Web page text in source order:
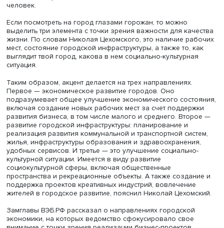
Роль города в экономике нашей страны весьма
приходится 75%. Большинство людей в нашей стране —
городское население. «Изменяя города, мы влияем и
и на качество жизни россиян», — отметил зампред
Среди городов, которые находятся в орбите интересов
два крупнейших мегаполиса — Москва и Санкт-
тысяч и 63 города — с населением больше 100 тысяч
человек.
Если посмотреть на город глазами горожан, то можно
выделить три элемента с точки зрения важности для
жизни. По словам Николая Цехомского, это наличие
мест, состояние городской инфраструктуры, а также то,
выглядит твой город, какова в нем социально-
ситуация.
Таким образом, акцент делается на трех направлениях.
Первое — экономическое развитие городов. Оно
включая создание новых рабочих мест за счет
развития бизнеса, в том числе малого и среднего.